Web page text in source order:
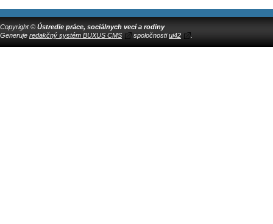
Copyright © Ústredie práce, sociálnych vecí a rodiny
Generuje redakčný systém BUXUS CMS spoločnostiui42